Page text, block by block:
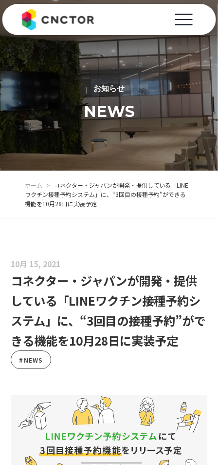
お知らせ
NEWS
ホーム > コネクター・ジャパンが開発・提供している「LINE
ワクチン接種予約システム」に、“3回目の接種予約”ができる
機能を10月28日に実装予定
10月 15, 2021
コネクター・ジャパンが開発・提供
している「LINEワクチン接種予約シ
ステム」に、“3回目の接種予約”がで
きる機能を10月28日に実装予定
#NEWS